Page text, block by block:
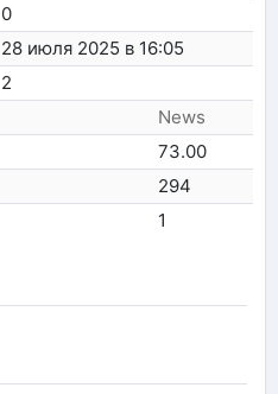
0
28 июля 2025 в 16:05
2
News
73.00
294
1